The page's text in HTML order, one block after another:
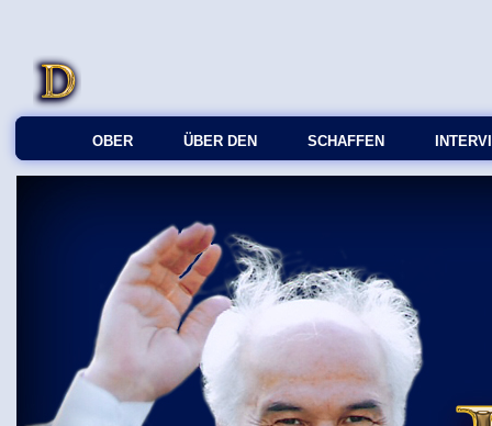
OBER ÜBER DEN SCHAFFEN